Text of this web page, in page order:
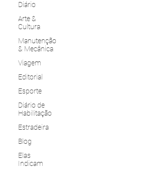
Diário
Arte &
Cultura
Manutenção
& Mecânica
Viagem
Editorial
Esporte
Diário de
Habilitação
Estradeira
Blog
Elas
Indicam